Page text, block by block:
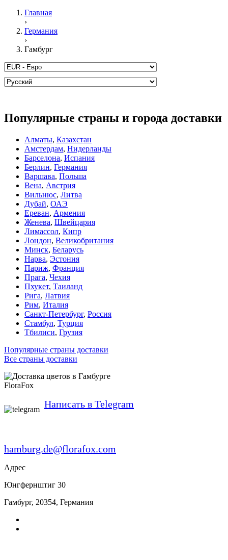
Главная
›
Германия
›
Гамбург
Популярные страны и города доставки
Алматы, Казахстан
Амстердам, Нидерланды
Барселона, Испания
Берлин, Германия
Варшава, Польша
Вена, Австрия
Вильнюс, Литва
Дубай, ОАЭ
Ереван, Армения
Женева, Швейцария
Лимассол, Кипр
Лондон, Великобритания
Минск, Беларусь
Нарва, Эстония
Париж, Франция
Прага, Чехия
Пхукет, Таиланд
Рига, Латвия
Рим, Италия
Санкт-Петербург, Россия
Стамбул, Турция
Тбилиси, Грузия
Популярные страны доставки
Все страны доставки
FloraFox
Написать в Telegram
hamburg.de@florafox.com
Адрес
Юнгфернштиг 30
Гамбург, 20354, Германия